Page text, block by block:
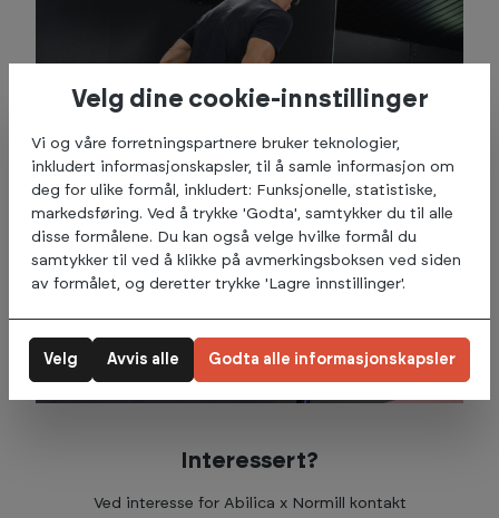
Interessert?
Ved interesse for Abilica x Normill kontakt
Velg dine cookie-innstillinger
Vi og våre forretningspartnere bruker teknologier,
inkludert informasjonskapsler, til å samle informasjon om
deg for ulike formål, inkludert: Funksjonelle, statistiske,
markedsføring. Ved å trykke 'Godta', samtykker du til alle
disse formålene. Du kan også velge hvilke formål du
samtykker til ved å klikke på avmerkingsboksen ved siden
av formålet, og deretter trykke 'Lagre innstillinger'.
Avvis alle
Velg Godta alle informasjonskapsler